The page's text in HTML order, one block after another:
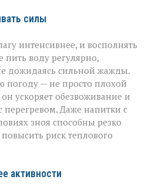
силы
интенсивнее, и восполнять
воду регулярно,
дожидаясь сильной жажды.
погоду — не просто плохой
ускоряет обезвоживание и
перегревом. Даже напитки с
зноя способны резко
риск теплового
активности